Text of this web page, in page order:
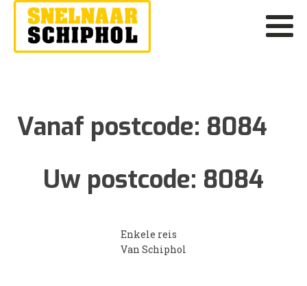
Vanaf postcode: 8084
Uw postcode: 8084
Enkele reis
Van Schiphol